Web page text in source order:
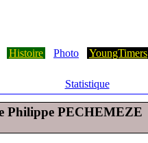
Histoire Photo YoungTimers
Statistique
Philippe PECHEMEZE